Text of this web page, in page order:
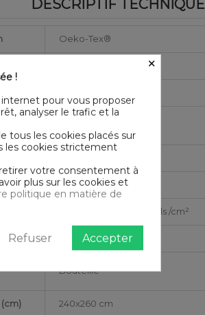
DESCRIPTIF TECHNIQUE
Oeko-Tex®
260
Tissage ultra serré 80 fils /cm²
Bouteille
240x260 cm
×
!
pour vous proposer
analyser le trafic et la
tous les cookies placés sur
les cookies strictement
votre consentement à
plus sur les cookies et
politique en matière de
Accepter
Refuser